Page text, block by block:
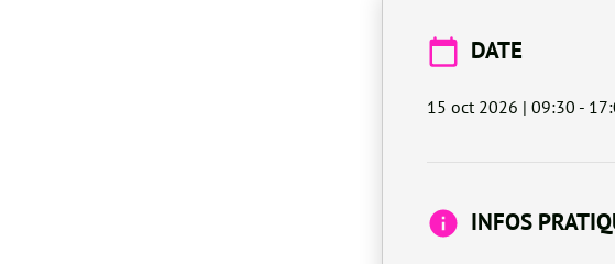
DATE
15 oct 2026 | 09:30 -
INFOS